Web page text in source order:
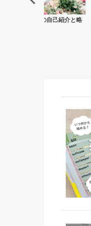
が出ない！宅浪東大生が教え